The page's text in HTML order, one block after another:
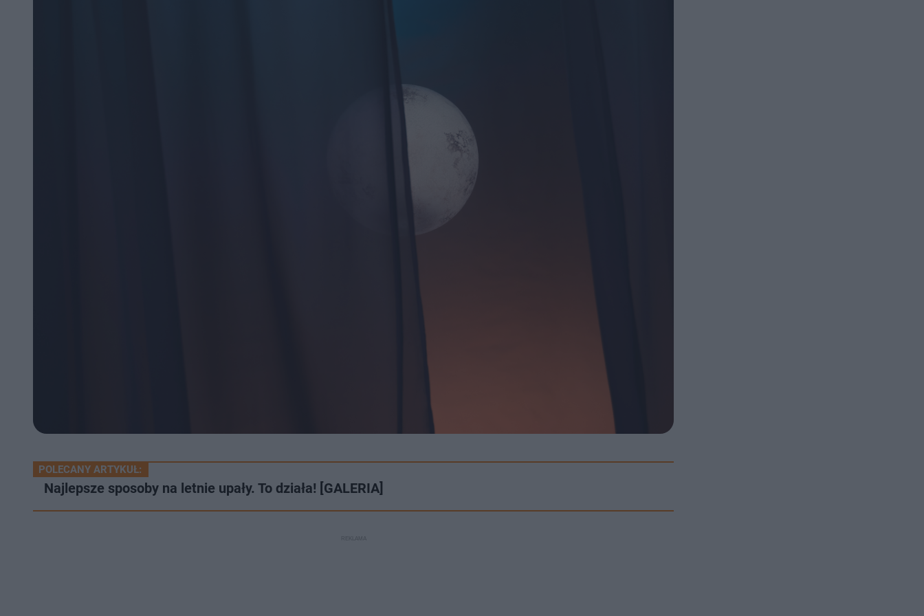
POLECANY ARTYKUŁ:
Najlepsze sposoby na letnie upały. To działa! [GALERIA]